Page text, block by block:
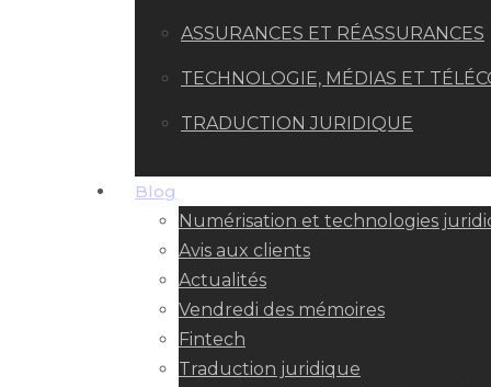
ASSURANCES ET RÉASSURANCES
TECHNOLOGIE, MÉDIAS ET
TRADUCTION JURIDIQUE
Blog
Numérisation et technologies
Avis aux clients
Actualités
Vendredi des mémoires
Fintech
Traduction juridique